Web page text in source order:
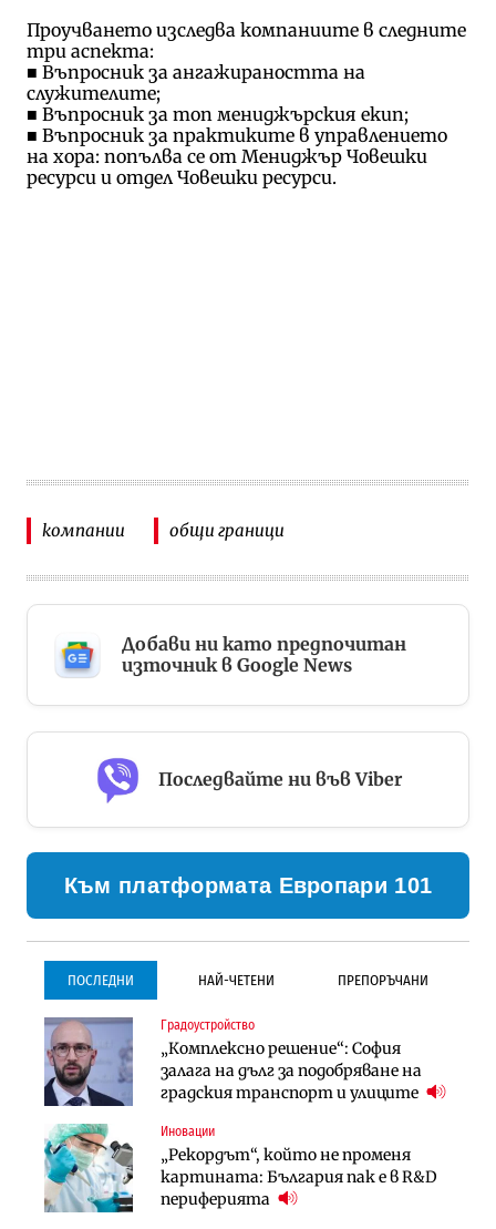
Проучването изследва компаниите в следните
три аспекта:
■ Въпросник за ангажираността на
служителите;
■ Въпросник за топ мениджърския екип;
■ Въпросник за практиките в управлението
на хора: попълва се от Мениджър Човешки
ресурси и отдел Човешки ресурси.
компании общи граници
Добави ни като предпочитан
източник в Google News
Последвайте ни във Viber
Към платформата Европари 101
ПОСЛЕДНИ НАЙ-ЧЕТЕНИ ПРЕПОРЪЧАНИ
Градоустройство
„Комплексно решение“: София
залага на дълг за подобряване на
градския транспорт и улиците
Иновации
„Рекордът“, който не променя
картината: България пак е в R&D
периферията
Градоустройство
Столична община избра
изпълнител за преместването на
трамвайното трасе по бул.
Инфраструктура
Проектирането на тунела под
Петрохан ще върви паралелно с
Инфраструктура
Проектирането на тунела под
Петрохан ще върви паралелно с
екологичните оценки
Компании
„Хювефарма“ подписа договор за
придобиване на Euroapi Italy